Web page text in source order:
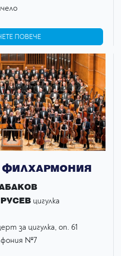
ПОВЕЧЕ
цигулка
за цигулка, оп. 61
№7